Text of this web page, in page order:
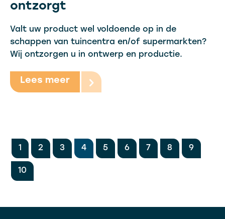
ontzorgt
Valt uw product wel voldoende op in de
schappen van tuincentra en/of supermarkten?
Wij ontzorgen u in ontwerp en productie.
Lees meer
1 2 3 4 5 6 7 8 9
10